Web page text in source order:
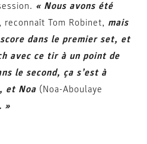
« Nous avons été
, reconnaît Tom Robinet, mais
dans le premier set, et
avec ce tir à un point de
le second, ça s’est à
et Noa (Noa-Aboulaye
»